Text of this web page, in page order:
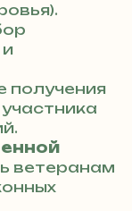
получения
ветеранам